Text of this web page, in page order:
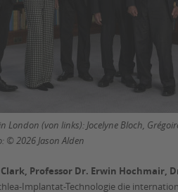
London (von links): Jocelyne Bloch,
© 2026 Jason Alden
Professor Dr. Erwin Hochmair,
Implantat-Technologie die